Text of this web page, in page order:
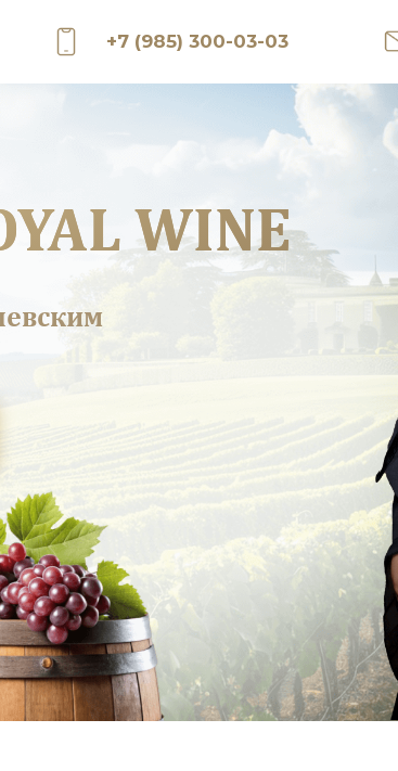
+7 (985) 300-03-03
WINE